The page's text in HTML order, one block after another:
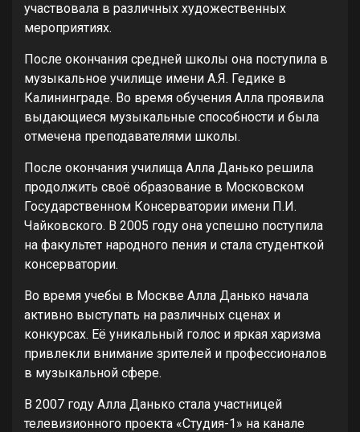
участвовала в различных художественных
мероприятиях.
После окончания средней школы она поступила в
музыкальное училище имени А.Я. Гедике в
Калининграде. Во время обучения Алла проявила
выдающиеся музыкальные способности и была
отмечена преподавателями школы.
После окончания училища Алла Данько решила
продолжить своё образование в Московском
Государственном Консерватории имени П.И.
Чайковского. В 2005 году она успешно поступила
на факультет народного пения и стала студенткой
консерватории.
Во время учебы в Москве Алла Данько начала
активно выступать на различных сценах и
конкурсах. Её уникальный голос и яркая харизма
привлекли внимание зрителей и профессионалов
в музыкальной сфере.
В 2007 году Алла Данько стала участницей
телевизионного проекта «Студия-1» на канале